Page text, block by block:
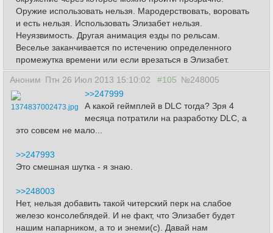
Оружие использовать нельзя. Мародерствовать, воровать
и есть нельзя. Использовать Элизабет нельзя.
Неуязвимость. Другая анимация езды по рельсам.
Веселье заканчивается по истечению определенного
промежутка времени или если врезаться в Элизабет.
Аноним Птн 26 Июл 2013 15:10:02 #105 №248005
1374837002473.jpg
>>247999
А какой геймплей в DLC тогда? Зря 4
месяца потратили на разработку DLC, а
это совсем не мало...
>>247993
Это смешная шутка - я знаю.
>>248003
Нет, нельзя добавить такой читерский перк на слабое
железо консолеблядей. И не факт, что Элизабет будет
нашим напарником, а то и энеми(с). Давай нам